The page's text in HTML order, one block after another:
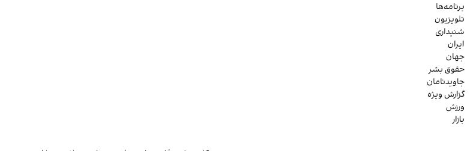
برنامه‌ها
تلویزیون
شنیداری
ایران
جهان
حقوق بشر
جاویدنامان
گزارش ویژه
ورزش
بازار